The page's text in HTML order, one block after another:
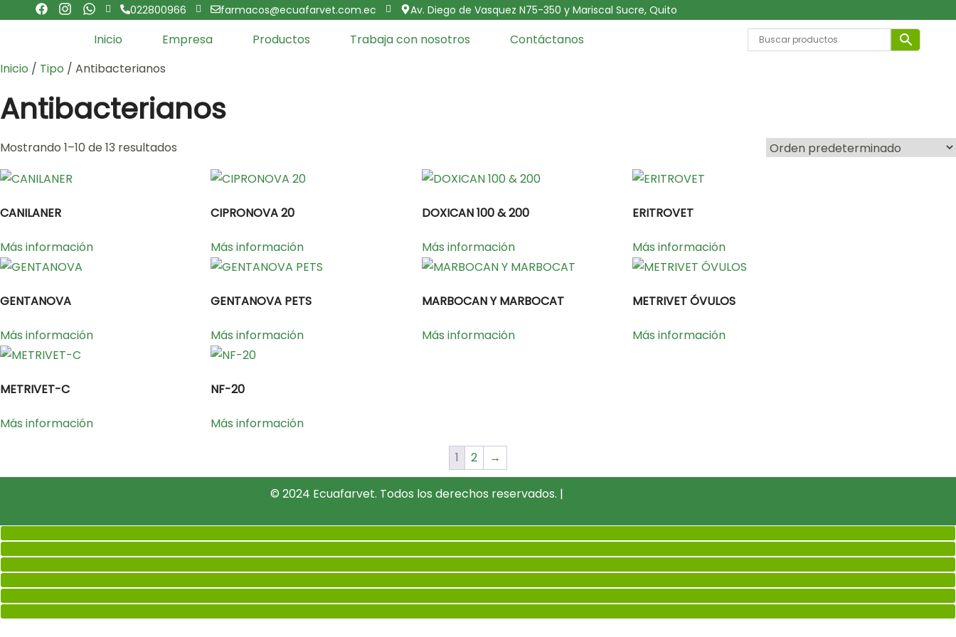
022800966 farmacos@ecuafarvet.com.ec Av. Diego de Vasquez N75-350 y Mariscal Sucre, Quito
Inicio Empresa Productos Trabaja con nosotros
Contáctanos
Inicio / Tipo / Antibacterianos
Antibacterianos
Mostrando 1–10 de 13 resultados
CANILANER
Más información
CIPRONOVA 20
Más información
DOXICAN 100 & 200
Más información
ERITROVET
Más información
GENTANOVA
Más información
GENTANOVA PETS
Más información
MARBOCAN Y MARBOCAT
Más información
METRIVET ÓVULOS
Más información
METRIVET-C
Más información
NF-20
Más información
1 2 →
© 2024 Ecuafarvet. Todos los derechos reservados. |